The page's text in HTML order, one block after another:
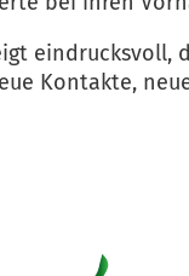
Kontakte,